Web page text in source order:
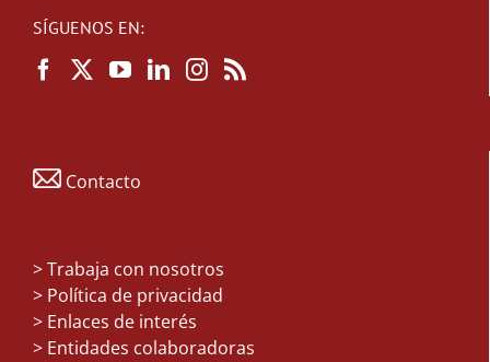
SÍGUENOS EN:
Contacto
>Trabaja con nosotros
> Política de privacidad
> Enlaces de interés
> Entidades colaboradoras